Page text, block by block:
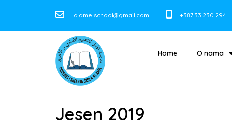
alamelschool@gmail.com +387 33 230 294
Home O nama
Jesen 2019